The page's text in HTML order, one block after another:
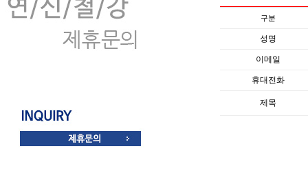
구분
성명
이메일
휴대전화
제목